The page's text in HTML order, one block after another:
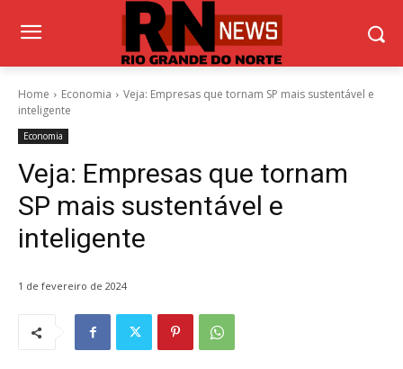
Home Economia
Veja: Empresas que tornam SP mais sustentável e
inteligente
Economia
Veja: Empresas que tornam
SP mais sustentável e
inteligente
1 de fevereiro de 2024